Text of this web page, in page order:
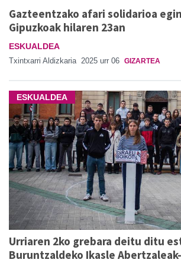
Gazteentzako afari solidarioa
Gipuzkoak hilaren 23an
ESKUALDEA
Txintxarri Aldizkaria 2025 urr 06 GIZARTEA
ESKUALDEA
Urriaren 2ko grebara deitu ditu
Buruntzaldeko Ikasle